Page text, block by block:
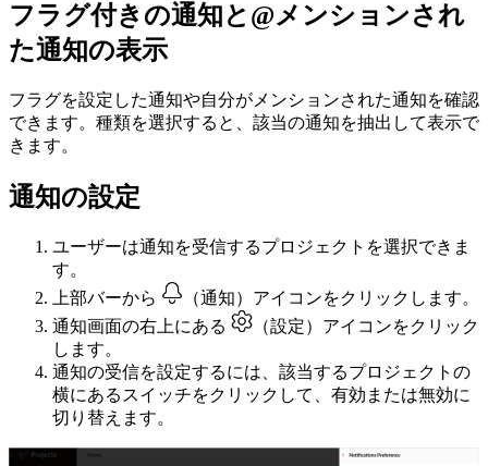
フラグ付きの通知と@メンションされ
た通知の表示
フラグを設定した通知や自分がメンションされた通知を確認
できます。種類を選択すると、該当の通知を抽出して表示で
きます。
通知の設定
ユーザーは通知を受信するプロジェクトを選択できま
す。
上部バーから
（通知）アイコンをクリックします。
通知画面の右上にある
（設定）アイコンをクリック
します。
通知の受信を設定するには、該当するプロジェクトの
横にあるスイッチをクリックして、有効または無効に
切り替えます。